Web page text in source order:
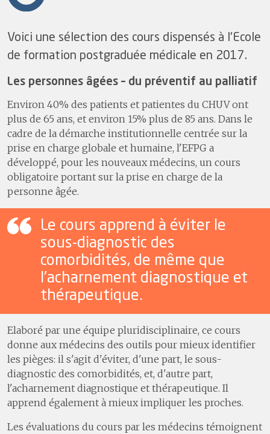
Voici une sélection des cours dispensés à l'Ecole
de formation postgraduée médicale en 2017.
Les personnes âgées – du préventif au palliatif
Environ 40% des patients et patientes du CHUV ont
plus de 65 ans, et environ 15% plus de 85 ans. Dans le
cadre de la démarche institutionnelle centrée sur la
prise en charge globale et humaine, l'EFPG a
développé, pour les nouveaux médecins, un cours
obligatoire portant sur la prise en charge de la
personne âgée.
Le cours apprend à éviter le
sous-diagnostic des
comorbidités, de même que
l'acharnement diagnostique et
thérapeutique.
Elaboré par une équipe pluridisciplinaire, ce cours
donne aux médecins des outils pour mieux identifier
les pièges: il s'agit d'éviter, d'une part, le sous-
diagnostic des comorbidités, et, d'autre part,
l'acharnement diagnostique et thérapeutique. Il
apprend également à mieux impliquer les proches.
Les évaluations du cours par les médecins témoignent